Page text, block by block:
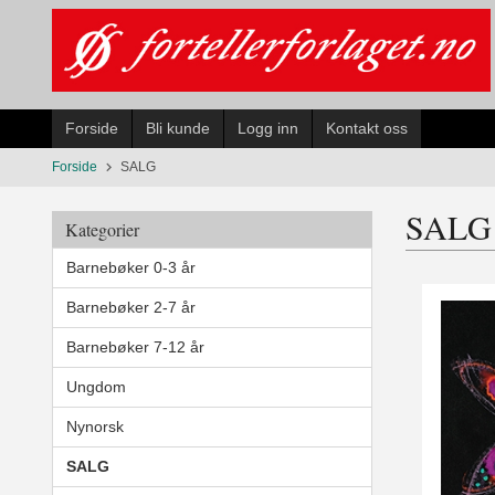
innholdet
Forside Bli kunde Logg inn Kontakt oss
Forside SALG
Kategorier
Barnebøker 0-3 år
Barnebøker 2-7 år
Barnebøker 7-12 år
Ungdom
Nynorsk
SALG
SALG